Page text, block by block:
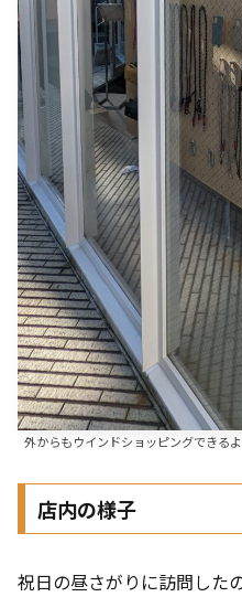
外からもウインドショッピングできるよ
店内の様子
祝日の昼さがりに訪問した